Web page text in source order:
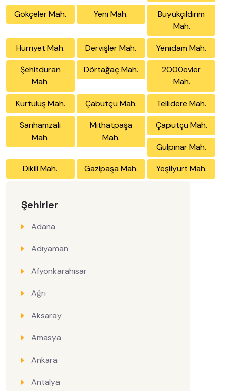
Şehirler
Adana
Adıyaman
Afyonkarahisar
Ağrı
Aksaray
Amasya
Ankara
Antalya
Gökçeler Mah. Yeni Mah.
Büyükçıldırım
Mah.
Hürriyet Mah. Dervışler Mah. Yenidam Mah.
Şehitduran
Mah.
Dörtağaç Mah.
2000evler
Mah.
Kurtuluş Mah. Çabutçu Mah. Tellidere Mah.
Sarıhamzalı
Mah.
Mithatpaşa
Mah.
Çaputçu Mah.
Gülpınar Mah.
Dikili Mah. Gazipaşa Mah. Yeşilyurt Mah.